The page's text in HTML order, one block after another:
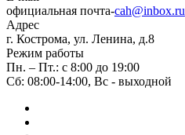
официальная почта-cah@inbox.ru
Адрес
г. Кострома, ул. Ленина, д.8
Режим работы
Пн. – Пт.: с 8:00 до 19:00
Сб: 08:00-14:00, Вс - выходной